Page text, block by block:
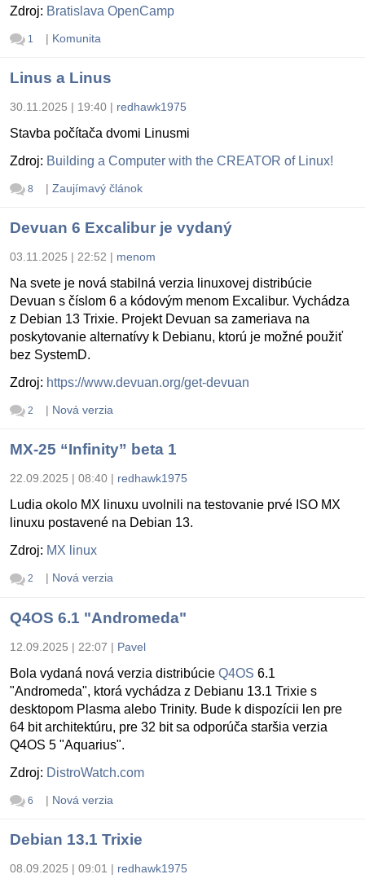
Zdroj: Bratislava OpenCamp
1 | Komunita
Linus a Linus
30.11.2025 | 19:40 | redhawk1975
Stavba počítača dvomi Linusmi
Zdroj: Building a Computer with the CREATOR of Linux!
8 | Zaujímavý článok
Devuan 6 Excalibur je vydaný
03.11.2025 | 22:52 | menom
Na svete je nová stabilná verzia linuxovej distribúcie
Devuan s číslom 6 a kódovým menom Excalibur. Vychádza
z Debian 13 Trixie. Projekt Devuan sa zameriava na
poskytovanie alternatívy k Debianu, ktorú je možné použiť
bez SystemD.
Zdroj: https://www.devuan.org/get-devuan
2 | Nová verzia
MX-25 “Infinity” beta 1
22.09.2025 | 08:40 | redhawk1975
Ludia okolo MX linuxu uvolnili na testovanie prvé ISO MX
linuxu postavené na Debian 13.
Zdroj: MX linux
2 | Nová verzia
Q4OS 6.1 "Andromeda"
12.09.2025 | 22:07 | Pavel
Bola vydaná nová verzia distribúcie Q4OS 6.1
"Andromeda", ktorá vychádza z Debianu 13.1 Trixie s
desktopom Plasma alebo Trinity. Bude k dispozícii len pre
64 bit architektúru, pre 32 bit sa odporúča staršia verzia
Q4OS 5 "Aquarius".
Zdroj: DistroWatch.com
6 | Nová verzia
Debian 13.1 Trixie
08.09.2025 | 09:01 | redhawk1975